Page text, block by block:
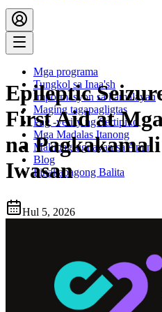
Mga programa
Tungkol sa Inaa'sh
Impormasyon sa kamalayan
Maging tagapagligtas
Pag -verify ng Sertipiko
Mga Madalas Itanong
Makipag-ugnayan sa Amin
Blog
Pinakabagong Balita
Epileptic
First Aid at
na
Iwasan
Hul 5, 2026